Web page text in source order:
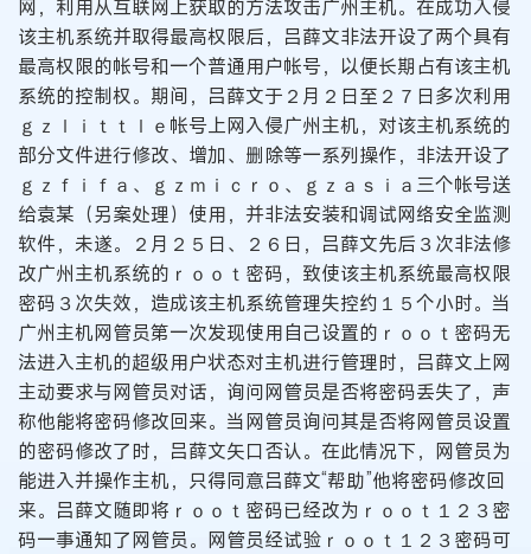
网，利用从互联网上获取的方法攻击广州主机。在成功入侵
该主机系统并取得最高权限后，吕薛文非法开设了两个具有
最高权限的帐号和一个普通用户帐号，以便长期占有该主机
系统的控制权。期间，吕薛文于２月２日至２７日多次利用
ｇｚｌｉｔｔｌｅ帐号上网入侵广州主机，对该主机系统的
部分文件进行修改、增加、删除等一系列操作，非法开设了
ｇｚｆｉｆａ、ｇｚｍｉｃｒｏ、ｇｚａｓｉａ三个帐号送
给袁某（另案处理）使用，并非法安装和调试网络安全监测
软件，未遂。２月２５日、２６日，吕薛文先后３次非法修
改广州主机系统的ｒｏｏｔ密码，致使该主机系统最高权限
密码３次失效，造成该主机系统管理失控约１５个小时。当
广州主机网管员第一次发现使用自己设置的ｒｏｏｔ密码无
法进入主机的超级用户状态对主机进行管理时，吕薛文上网
主动要求与网管员对话，询问网管员是否将密码丢失了，声
称他能将密码修改回来。当网管员询问其是否将网管员设置
的密码修改了时，吕薛文矢口否认。在此情况下，网管员为
能进入并操作主机，只得同意吕薛文“帮助”他将密码修改回
来。吕薛文随即将ｒｏｏｔ密码已经改为ｒｏｏｔ１２３密
码一事通知了网管员。网管员经试验ｒｏｏｔ１２３密码可